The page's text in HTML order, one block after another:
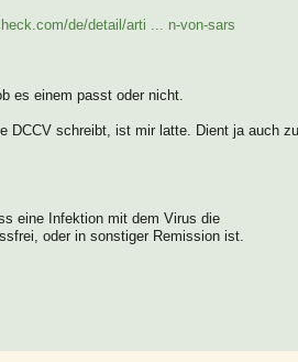
de/detail/arti ... n-von-sars
es einem passt oder nicht.
DCCV schreibt, ist mir latte. Dient ja auch
eine Infektion mit dem Virus die
oder in sonstiger Remission ist.